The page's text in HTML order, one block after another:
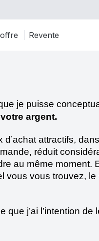
Revente
je puisse
argent.
attractifs,
réduit
au même moment.
vous vous trouvez, le
j’ai l’intention de